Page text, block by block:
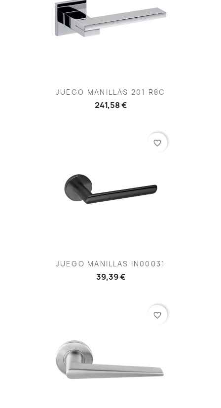
JUEGO MANILLAS 201 R8C
241,58 €
JUEGO MANILLAS IN00031
39,39 €
favorite_border
favorite_border